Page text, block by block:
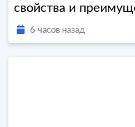
свойства и
6 часов назад